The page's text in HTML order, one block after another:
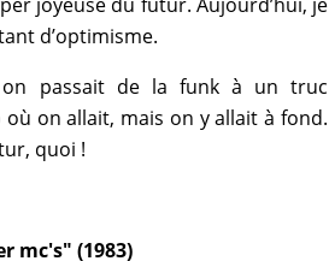
d’optimisme.
on passait de la funk à un truc
on allait, mais on y allait à fond.
quoi !
mc's" (1983)